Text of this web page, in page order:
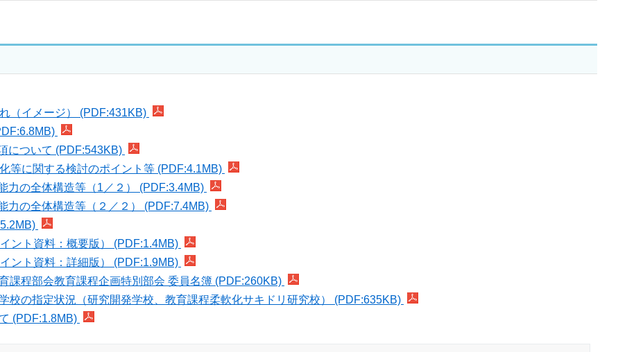
（イメージ） (PDF:431KB)
について (PDF:543KB)
等に関する検討のポイント等 (PDF:4.1MB)
力の全体構造等（1／２） (PDF:3.4MB)
力の全体構造等（２／２） (PDF:7.4MB)
ント資料：概要版） (PDF:1.4MB)
ント資料：詳細版） (PDF:1.9MB)
課程部会教育課程企画特別部会 委員名簿 (PDF:260KB)
校の指定状況（研究開発学校、教育課程柔軟化サキドリ研究校） (PDF:635KB)
(PDF:1.8MB)